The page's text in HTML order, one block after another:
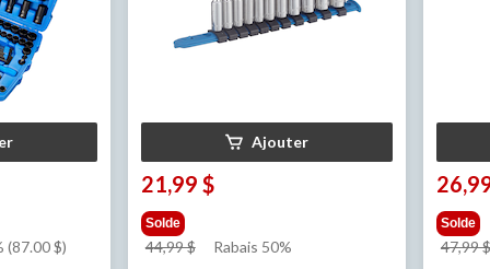
(87.00 $)
Ajouter
21,99 $
Solde
44,99 $
prixRabais 50%
Solde
47,99